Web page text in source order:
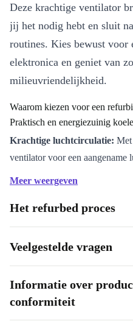
Deze krachtige ventilator
jij het nodig hebt en sluit
routines. Kies bewust voor
elektronica en geniet van
milieuvriendelijkheid.
Waarom kiezen voor een
Praktisch en energiezuinig
Krachtige luchtcirculatie: Met
ventilator voor een
Ruimtebesparend ontwerp:
moeiteloos in woonkamers,
verplaatst hem gemakkelijk
grondig gecontroleerd en
Meer weergeven
Het refurbed proces
Veelgestelde vragen
Informatie over
conformiteit